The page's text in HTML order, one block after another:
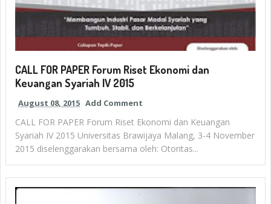
CALL FOR PAPER Forum Riset Ekonomi dan
Keuangan Syariah IV 2015
August 08, 2015 Add Comment
CALL FOR PAPER Forum Riset Ekonomi dan Keuangan
Syariah IV 2015 Universitas Brawijaya Malang, 3-4 November
2015 diselenggarakan bersama oleh: Otoritas...